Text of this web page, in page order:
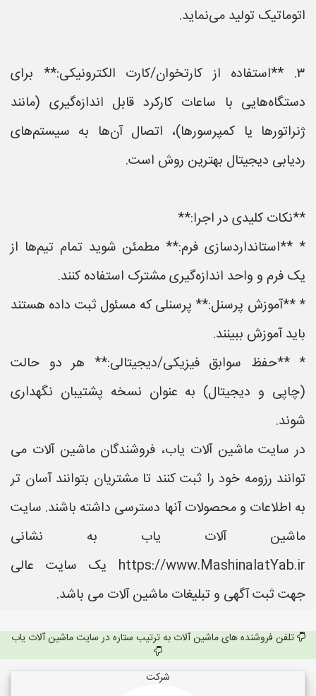
اتوماتیک تولید می‌نماید.
۳. **استفاده از کارتخوان/کارت الکترونیکی:** برای
دستگاه‌هایی با ساعات کارکرد قابل اندازه‌گیری (مانند
ژنراتورها یا کمپرسورها)، اتصال آن‌ها به سیستم‌های
ردیابی دیجیتال بهترین روش است.
**نکات کلیدی در اجرا:**
* **استانداردسازی فرم:** مطمئن شوید تمام تیم‌ها از
یک فرم و واحد اندازه‌گیری مشترک استفاده کنند.
* **آموزش پرسنل:** پرسنلی که مسئول ثبت داده هستند
باید آموزش ببینند.
* **حفظ سوابق فیزیکی/دیجیتالی:** هر دو حالت
(چاپی و دیجیتال) به عنوان نسخه پشتیبان نگهداری
شوند.
در سایت ماشین آلات یاب، فروشندگان ماشین آلات می
توانند رزومه خود را ثبت کنند تا مشتریان بتوانند آسان تر
به اطلاعات و محصولات آنها دسترسی داشته باشند. سایت
ماشین آلات یاب به نشانی
https://www.MashinalatYab.ir یک سایت عالی
جهت ثبت آگهی و تبلیغات ماشین آلات می باشد.
تلفن فروشنده های ماشین آلات به ترتیب ستاره در سایت ماشین آلات یاب
شرکت